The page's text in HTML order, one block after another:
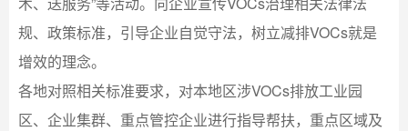
规、政策标准，引导企业自觉守法，树立减排VOCs就是
增效的理念。
各地对照相关标准要求，对本地区涉VOCs排放工业园
区、企业集群、重点管控企业进行指导帮扶，重点区域及